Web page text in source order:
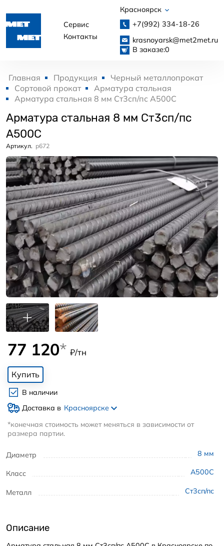
Сервис
Контакты
Красноярск
+7(992) 334-18-26
krasnoyarsk@met2met.ru
В заказе:0
Главная Продукция
Черный металлопрокат
Сортовой прокат
Арматура стальная
Арматура стальная 8 мм Ст3сп/пс А500С
Арматура стальная 8 мм Ст3сп/пс
А500С
Артикул. p672
Диаметр 8 мм
Класс А500С
Металл Ст3сп/пс
77 120* ₽/тн
Купить
В наличии
Доставка в Красноярске
*конечная стоимость может меняться в зависимости от
размера партии.
Описание